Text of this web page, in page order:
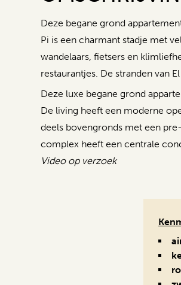
Deze begane grond
Pi is een charmant stadje met
wandelaars, fietsers en
restaurantjes. De stranden van
Deze luxe begane grond
De living heeft een moderne
deels bovengronds met een
complex heeft een centrale
Video op verzoek